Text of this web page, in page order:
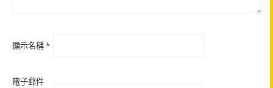
顯示名稱*
電子郵件